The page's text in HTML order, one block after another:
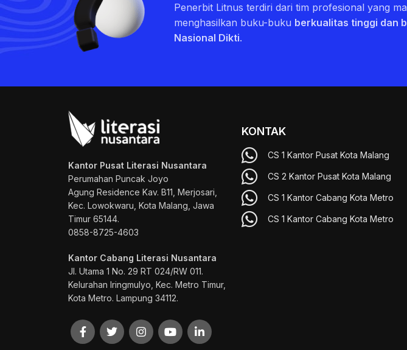
Penerbit Litnus terdiri dari tim profesional yang
menghasilkan buku-buku berkualitas tinggi dan
Nasional Dikti.
Kantor Pusat Literasi Nusantara
Perumahan Puncak Joyo
Agung Residence Kav. B11, Merjosari,
Kec. Lowokwaru, Kota Malang, Jawa
Timur 65144.
0858-8725-4603
Kantor Cabang Literasi Nusantara
Jl. Utama 1 No. 29 RT 024/RW 011.
Kelurahan Iringmulyo, Kec. Metro Timur,
Kota Metro. Lampung 34112.
KONTAK
CS 1 Kantor Pusat Kota Malang
CS 2 Kantor Pusat Kota Malang
CS 1 Kantor Cabang Kota Metro
CS 1 Kantor Cabang Kota Metro